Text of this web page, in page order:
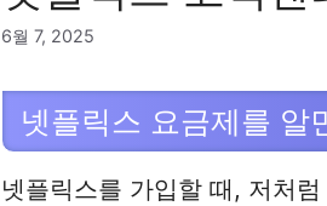
6월 7, 2025
넷플릭스 요금제를 알
넷플릭스를 가입할 때, 저처